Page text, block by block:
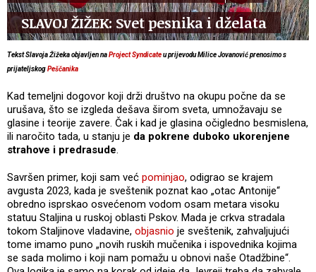
SLAVOJ ŽIŽEK: Svet pesnika i dželata
Tekst Slavoja Žižeka objavljen naProject Syndicateu prijevodu Milice Jovanović prenosimo s
prijateljskogPeščanika
Kad temeljni dogovor koji drži društvo na okupu počne da se
urušava, što se izgleda dešava širom sveta, umnožavaju se
glasine i teorije zavere. Čak i kad je glasina očigledno besmislena,
ili naročito tada, u stanju je da pokrene duboko ukorenjene
strahove i predrasude.
Savršen primer, koji sam već pominjao, odigrao se krajem
avgusta 2023, kada je sveštenik poznat kao „otac Antonije“
obredno isprskao osvećenom vodom osam metara visoku
statuu Staljina u ruskoj oblasti Pskov. Mada je crkva stradala
tokom Staljinove vladavine, objasnio je sveštenik, zahvaljujući
tome imamo puno „novih ruskih mučenika i ispovednika kojima
se sada molimo i koji nam pomažu u obnovi naše Otadžbine“.